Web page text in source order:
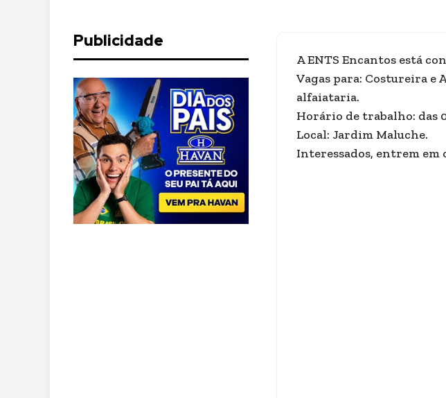
Publicidade
A ENTS Encantos está
Vagas para: Costureira e
alfaiataria.
Horário de trabalho: das
Local: Jardim Maluche.
Interessados, entrem em